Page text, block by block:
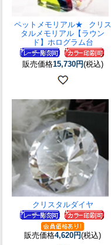
ペットメモリアル★
クリス
タルメモリアル【ラウン
ド】ホログラム台
販売価格15,730円(税込)
クリスタルダイヤ
販売価格4,620円(税込)